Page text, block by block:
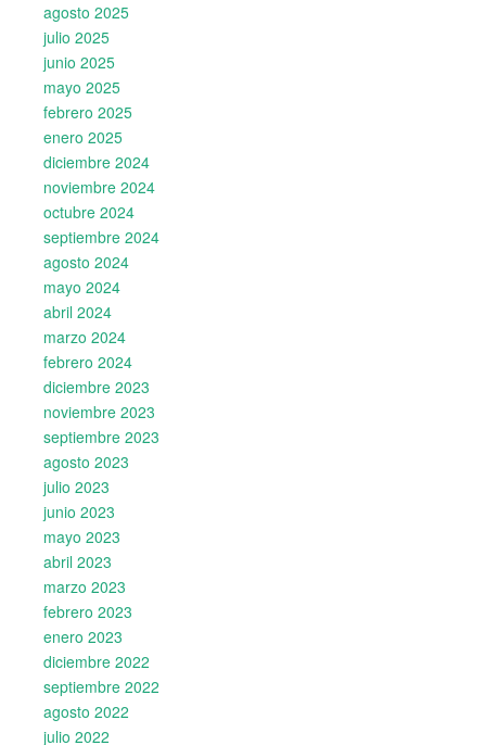
agosto 2025
julio 2025
junio 2025
mayo 2025
febrero 2025
enero 2025
diciembre 2024
noviembre 2024
octubre 2024
septiembre 2024
agosto 2024
mayo 2024
abril 2024
marzo 2024
febrero 2024
diciembre 2023
noviembre 2023
septiembre 2023
agosto 2023
julio 2023
junio 2023
mayo 2023
abril 2023
marzo 2023
febrero 2023
enero 2023
diciembre 2022
septiembre 2022
agosto 2022
julio 2022